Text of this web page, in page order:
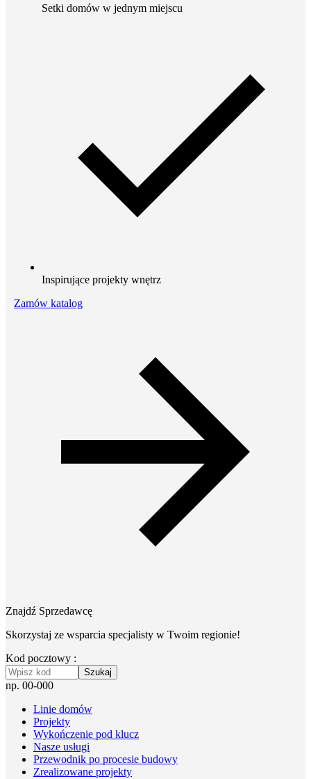
Setki domów w jednym miejscu
Inspirujące projekty wnętrz
Zamów katalog
Znajdź Sprzedawcę
Skorzystaj ze wsparcia specjalisty w Twoim regionie!
Kod pocztowy :
Szukaj
np. 00-000
Linie domów
Projekty
Wykończenie pod klucz
Nasze usługi
Przewodnik po procesie budowy
Zrealizowane projekty